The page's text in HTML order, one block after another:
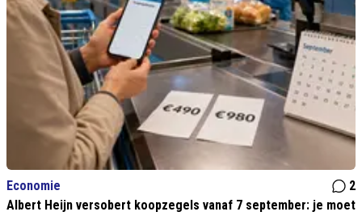
Economie
2
Albert Heijn versobert koopzegels vanaf 7 september: je moet